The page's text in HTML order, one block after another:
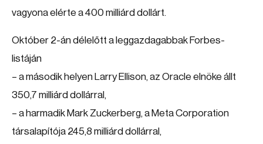
vagyona elérte a 400 milliárd dollárt.
Október 2-án délelőtt a leggazdagabbak Forbes-
listáján
– a második helyen Larry Ellison, az Oracle elnöke állt
350,7 milliárd dollárral,
– a harmadik Mark Zuckerberg, a Meta Corporation
társalapítója 245,8 milliárd dollárral,